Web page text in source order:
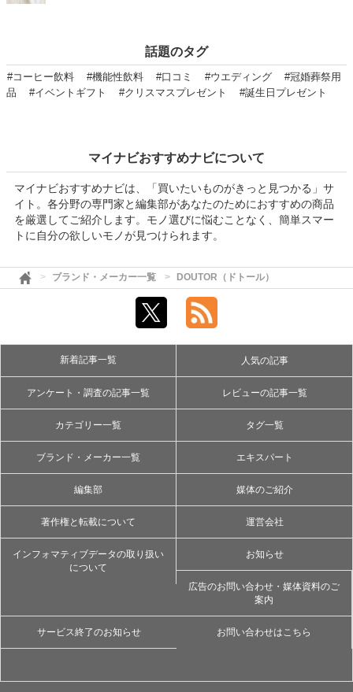
話題のタグ
#コーヒー飲料 #機能性飲料 #口コミ #ウエディング
#冠婚葬祭用
品
#イベントギフト #クリスマスプレゼント #誕生日プレゼント
マイナビおすすめナビについて
マイナビおすすめナビは、「買いたいものがきっと見つかる」サ
イト。各分野の専門家と編集部があなたのためにおすすめの商品
を厳選してご紹介します。モノ選びに悩むことなく、簡単スマー
トに自分の欲しいモノが見つけられます。
ブランド・メーカー一覧 DOUTOR（ドトール）
新着記事一覧 人気の記事
アンケート・調査の記事一覧 レビューの記事一覧
カテゴリー一覧 タグ一覧
ブランド・メーカー一覧 エキスパート
編集部 媒体のご紹介
著作権と転載について 運営会社
インフォマティブデータの取り扱い
について
お知らせ
広告のお問い合わせ・媒体資料のご
案内
サービス終了のお知らせ お問い合わせはこちら